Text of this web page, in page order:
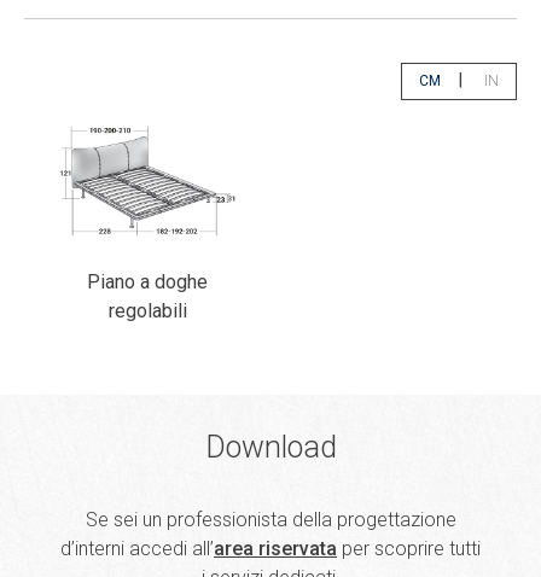
CM
Seleziona
|
IN
Piano a doghe
regolabili
Download
Se sei un professionista della progettazione
d’interni accedi all’area riservata per scoprire tutti